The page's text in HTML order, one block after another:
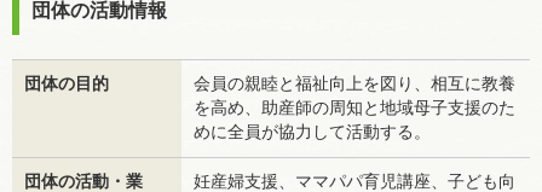
団体の活動情報
団体の目的
会員の親睦と福祉向上を図り、相互に教養
を高め、助産師の周知と地域母子支援のた
めに全員が協力して活動する。
団体の活動・業
妊産婦支援、ママパパ育児講座、子ども向